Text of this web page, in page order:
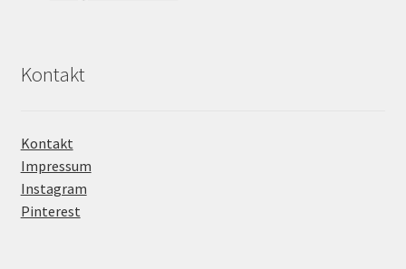
Kontakt
Kontakt
Impressum
Instagram
Pinterest